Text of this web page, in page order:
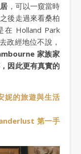
，可以一窺當時
後走過來看桑柏
在 Holland Park
政經地位不說，
家族家
因此更有真實的
妮的旅遊與生活
第一手